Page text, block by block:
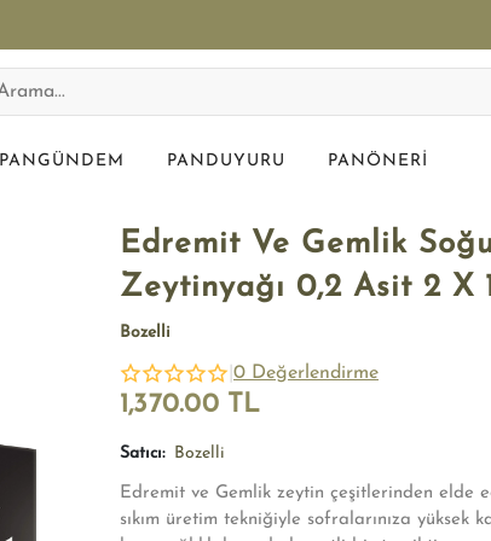
PANGÜNDEM PANDUYURU PANÖNERI
Edremit Ve Gemlik
Zeytinyağı 0,2 Asit 2 X
Bozelli
0 Değerlendirme
1,370.00 TL
Satıcı: Bozelli
Edremit ve Gemlik zeytin çeşitlerinden elde
sıkım üretim tekniğiyle sofralarınıza yüksek